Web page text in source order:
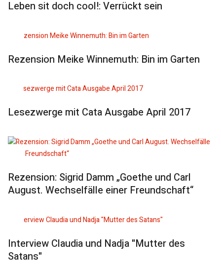
Leben sit doch cool!: Verrückt sein
Rezension Meike Winnemuth: Bin im Garten
Lesezwerge mit Cata Ausgabe April 2017
Rezension: Sigrid Damm „Goethe und Carl
August. Wechselfälle einer Freundschaft“
Interview Claudia und Nadja "Mutter des
Satans"